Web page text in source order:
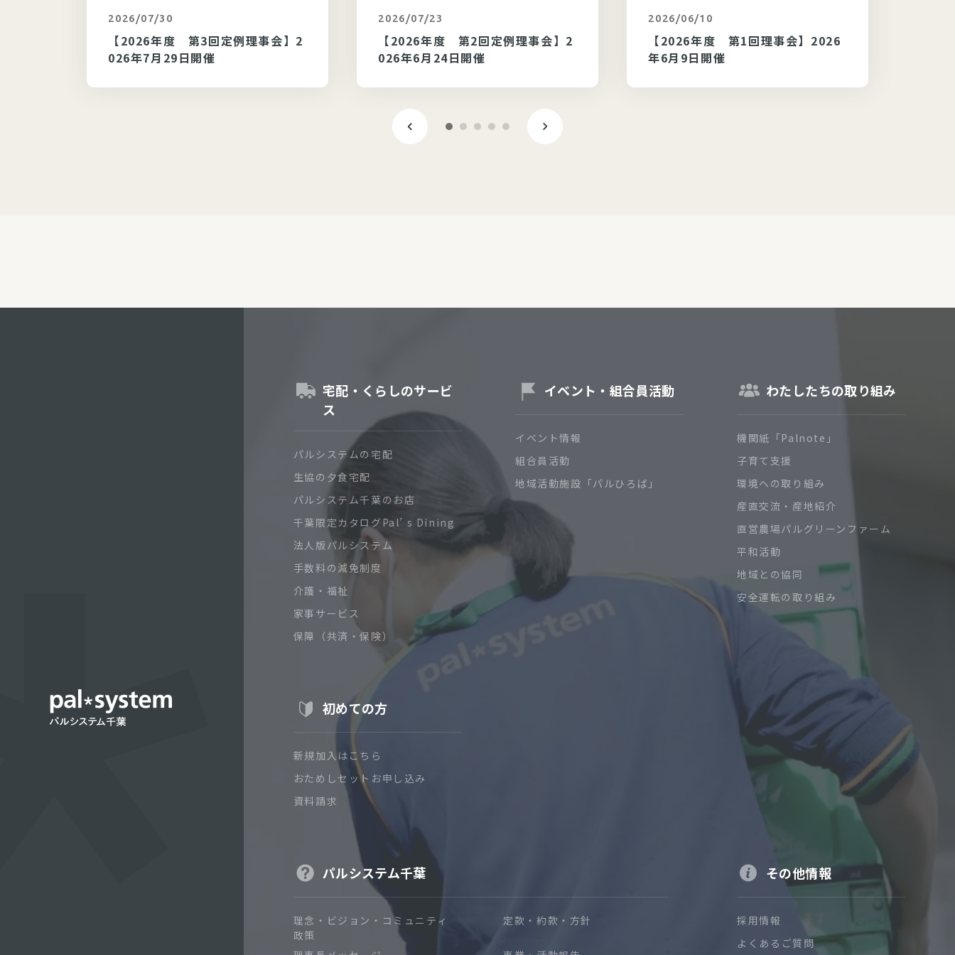
2026/07/30
【2026年度 第3回定例理事会】2
026年7月29日開催
2026/07/23
【2026年度 第2回定例理事会】2
026年6月24日開催
2026/06/10
【2026年度 第1回理事会】2026
年6月9日開催
宅配・くらしのサービ
ス
パルシステムの宅配
生協の夕食宅配
パルシステム千葉のお店
千葉限定カタログPal’ s Dining
法人版パルシステム
手数料の減免制度
介護・福祉
家事サービス
保障（共済・保険）
イベント・組合員活動
イベント情報
組合員活動
地域活動施設「パルひろば」
わたしたちの取り組み
機関紙「Palnote」
子育て支援
環境への取り組み
産直交流・産地紹介
直営農場パルグリーンファーム
平和活動
地域との協同
安全運転の取り組み
初めての方
新規加入はこちら
おためしセットお申し込み
資料請求
パルシステム千葉
理念・ビジョン・コミュニティ
政策
定款・約款・方針
その他情報
採用情報
よくあるご質問